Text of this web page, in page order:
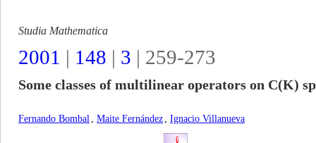
Studia Mathematica
2001 | 148 | 3 | 259-273
Some classes of multilinear operators on C(K)
Fernando Bombal , Maite Fernández , Ignacio Villanueva